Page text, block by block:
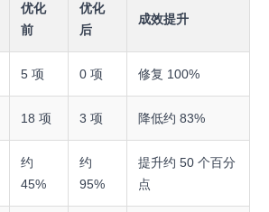
优化
前
优化
后
成效提升
5 项 0 项 修复 100%
18 项 3 项 降低约 83%
约
45%
约
95%
提升约 50 个百分
点